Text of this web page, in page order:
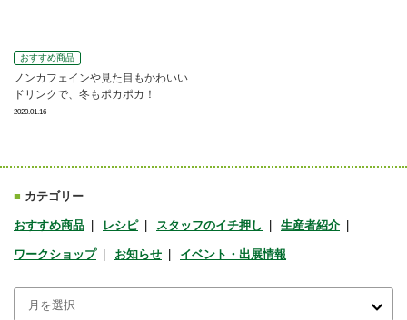
おすすめ商品
ノンカフェインや見た目もかわいい
ドリンクで、冬もポカポカ！
2020.01.16
■ カテゴリー
おすすめ商品 レシピ スタッフのイチ押し 生産者紹介
ワークショップ お知らせ イベント・出展情報